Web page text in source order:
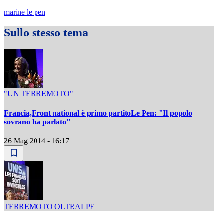
marine le pen
Sullo stesso tema
"UN TERREMOTO"
Francia,Front national è primo partitoLe Pen: "Il popolo
sovrano ha parlato"
26 Mag 2014 - 16:17
TERREMOTO OLTRALPE